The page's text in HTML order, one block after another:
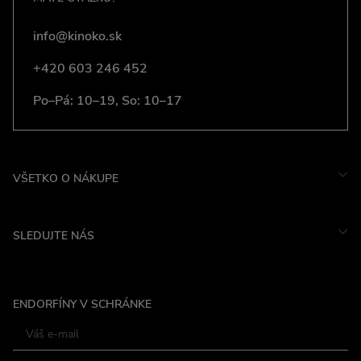
info@kinoko.sk
+420 603 246 452
Po–Pá: 10–19, So: 10–17
VŠETKO O NÁKUPE
SLEDUJTE NÁS
Facebook
ENDORFÍNY V SCHRÁNKE